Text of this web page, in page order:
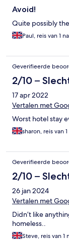
Avoid!
Quite possibly
Paul, reis van 1
Geverifieerde
2/10 –
17 apr 2022
Vertalen met
Worst hotel stay
sharon, reis van
Geverifieerde
2/10 –
26 jan 2024
Vertalen met
Didn’t like
homeless..
Steve, reis van 1